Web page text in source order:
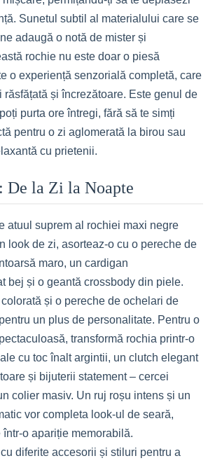
Sunetul subtil al materialului care se
adaugă o notă de mister și
rochie nu este doar o piesă
o experiență senzorială completă, care
răsfățată și încrezătoare. Este genul de
purta ore întregi, fără să te simți
pentru o zi aglomerată la birou sau
cu prietenii.
De la Zi la Noapte
atuul suprem al rochiei maxi negre
look de zi, asorteaz-o cu o pereche de
maro, un cardigan
bej și o geantă crossbody din piele.
și o pereche de ochelari de
un plus de personalitate. Pentru o
transformă rochia printr-o
cu toc înalt argintii, un clutch elegant
și bijuterii statement – cercei
colier masiv. Un ruj roșu intens și un
vor completa look-ul de seară,
într-o apariție memorabilă.
diferite accesorii și stiluri pentru a